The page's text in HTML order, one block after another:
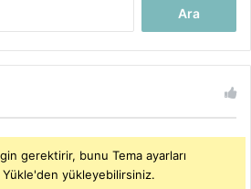
gerektirir, bunu Tema ayarları
yükleyebilirsiniz.